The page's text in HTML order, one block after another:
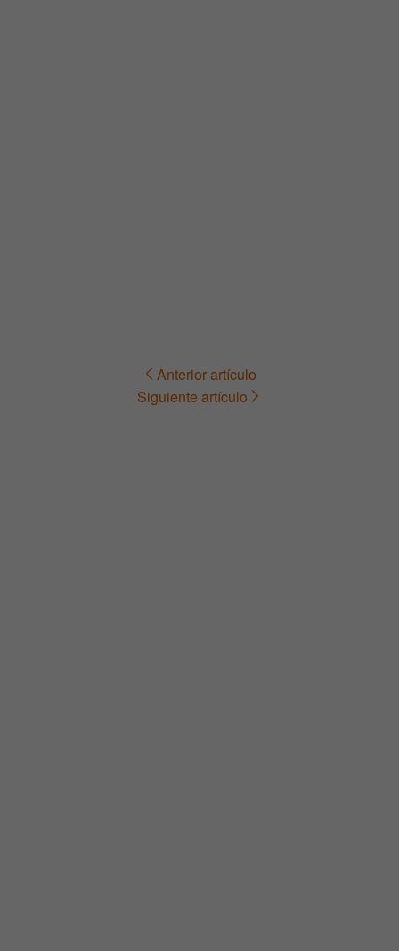
Navegación Anterior artículo
Siguiente artículo